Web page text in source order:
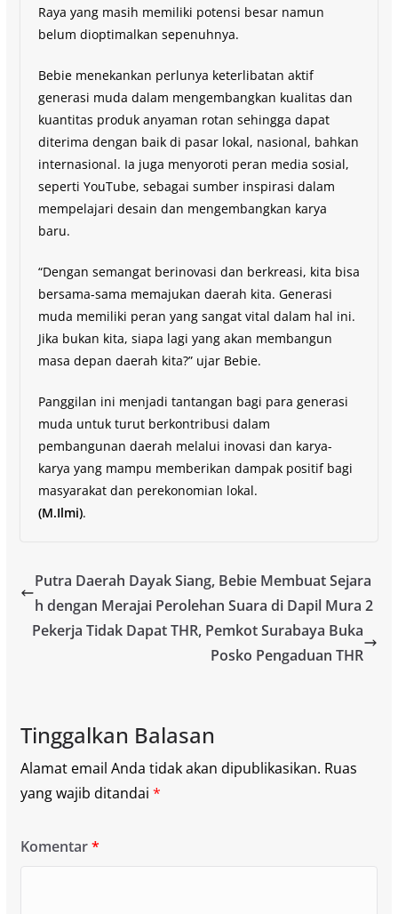
Raya yang masih memiliki potensi besar namun
belum dioptimalkan sepenuhnya.
Bebie menekankan perlunya keterlibatan aktif
generasi muda dalam mengembangkan kualitas dan
kuantitas produk anyaman rotan sehingga dapat
diterima dengan baik di pasar lokal, nasional, bahkan
internasional. Ia juga menyoroti peran media sosial,
seperti YouTube, sebagai sumber inspirasi dalam
mempelajari desain dan mengembangkan karya
baru.
“Dengan semangat berinovasi dan berkreasi, kita bisa
bersama-sama memajukan daerah kita. Generasi
muda memiliki peran yang sangat vital dalam hal ini.
Jika bukan kita, siapa lagi yang akan membangun
masa depan daerah kita?” ujar Bebie.
Panggilan ini menjadi tantangan bagi para generasi
muda untuk turut berkontribusi dalam
pembangunan daerah melalui inovasi dan karya-
karya yang mampu memberikan dampak positif bagi
masyarakat dan perekonomian lokal.
(M.Ilmi).
Putra Daerah Dayak Siang, Bebie Membuat Sejara
h dengan Merajai Perolehan Suara di Dapil Mura 2
Pekerja Tidak Dapat THR, Pemkot Surabaya Buka
Posko Pengaduan THR
Tinggalkan Balasan
Alamat email Anda tidak akan dipublikasikan. Ruas
yang wajib ditandai *
Komentar*